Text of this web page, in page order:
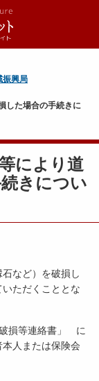
振興局
した場合の手続きに
により道
きについ
など）を破損し
ただくこととな
損等連絡書」 に
人または保険会